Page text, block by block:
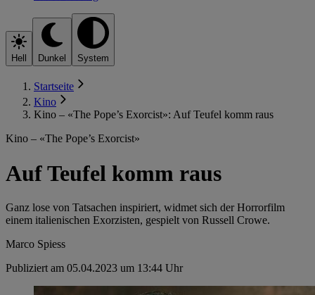
Hell Dunkel System
Startseite
Kino
Kino – «The Pope’s Exorcist»: Auf Teufel komm raus
Kino – «The Pope’s Exorcist»
Auf Teufel komm raus
Ganz lose von Tatsachen inspiriert, widmet sich der Horrorfilm
einem italienischen Exorzisten, gespielt von Russell Crowe.
Marco Spiess
Publiziert am 05.04.2023 um 13:44 Uhr